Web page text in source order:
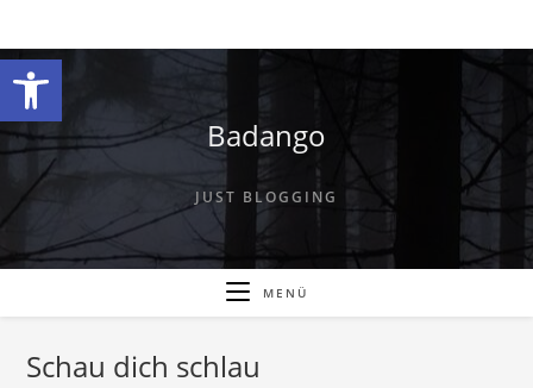
Werkzeugleiste öffnen
Inhalt
springen
Badango
JUST BLOGGING
MENÜ
Schau dich schlau